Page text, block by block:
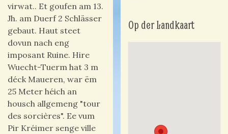
virwat.. Et goufen am 13.
Jh. am Duerf 2 Schlässer
gebaut. Haut steet
dovun nach eng
imposant Ruine. Hire
Wuecht-Tuerm hat 3 m
déck Maueren, war ëm
25 Meter héich an
housch allgemeng "tour
des sorcières". Ee vum
Pir Kréimer senge ville
Op der Landkaart